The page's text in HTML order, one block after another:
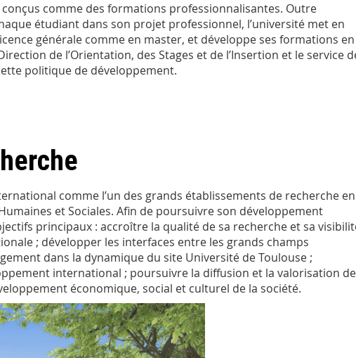
comme des formations professionnalisantes. Outre
étudiant dans son projet professionnel, l’université met en
générale comme en master, et développe ses formations en
de l’Orientation, des Stages et de l’Insertion et le service
politique de développement.
comme l’un des grands établissements de recherche en
et Sociales. Afin de poursuivre son développement
principaux : accroître la qualité de sa recherche et sa
; développer les interfaces entre les grands champs
dans la dynamique du site Université de Toulouse ;
international ; poursuivre la diffusion et la valorisation
économique, social et culturel de la société.